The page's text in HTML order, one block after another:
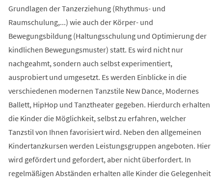
Grundlagen der Tanzerziehung (Rhythmus- und
Raumschulung,...) wie auch der Körper- und
Bewegungsbildung (Haltungsschulung und Optimierung der
kindlichen Bewegungsmuster) statt. Es wird nicht nur
nachgeahmt, sondern auch selbst experimentiert,
ausprobiert und umgesetzt. Es werden Einblicke in die
verschiedenen modernen Tanzstile New Dance, Modernes
Ballett, HipHop und Tanztheater gegeben. Hierdurch erhalten
die Kinder die Möglichkeit, selbst zu erfahren, welcher
Tanzstil von Ihnen favorisiert wird. Neben den allgemeinen
Kindertanzkursen werden Leistungsgruppen angeboten. Hier
wird gefördert und gefordert, aber nicht überfordert. In
regelmäßigen Abständen erhalten alle Kinder die Gelegenheit